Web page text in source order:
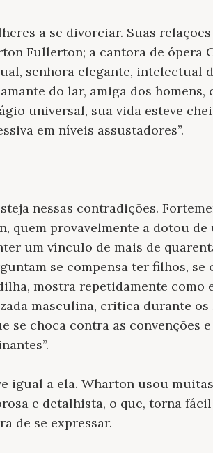
a se divorciar. Suas
Fullerton; a cantora de ópera
senhora elegante, intelectual
do lar, amiga dos homens,
universal, sua vida esteve
em níveis assustadores”.
nessas contradições.
quem provavelmente a dotou
um vínculo de mais de
se compensa ter filhos, se
mostra repetidamente como
masculina, critica durante
se choca contra as convenções
igual a ela. Wharton usou
e detalhista, o que, torna
de se expressar.